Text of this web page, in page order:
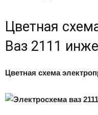
Цветная
Ваз 2111
Цветная схема